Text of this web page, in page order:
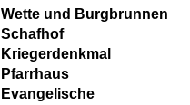
Wette und Burgbrunnen
Schafhof
Kriegerdenkmal
Pfarrhaus
Evangelische